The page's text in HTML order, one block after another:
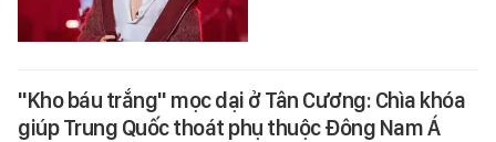
"Kho báu trắng" mọc dại ở Tân Cương: Chìa khóa
giúp Trung Quốc thoát phụ thuộc Đông Nam Á